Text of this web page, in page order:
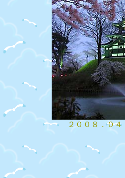
２００８．０